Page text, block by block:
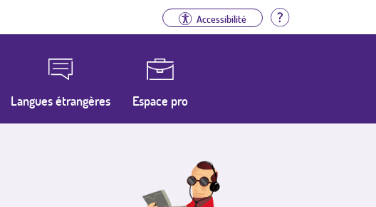
Accessibilité Aide
Langues étrangères Espace pro